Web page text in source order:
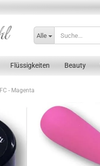
Alle
Flüssigkeiten Beauty
FC - Magenta